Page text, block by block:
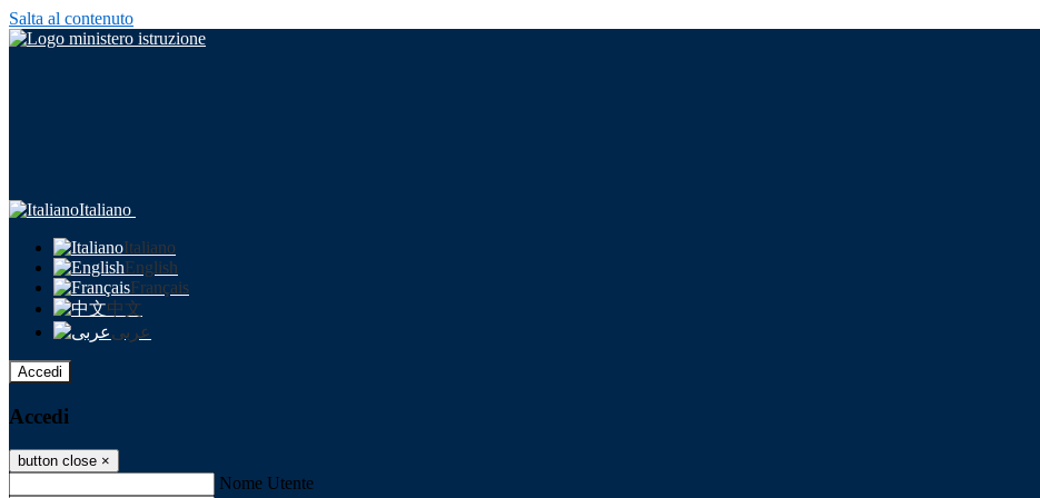
Salta al contenuto
Italiano
Italiano
English
Français
中文
عربى
Accedi
Accedi
button close ×
Nome Utente